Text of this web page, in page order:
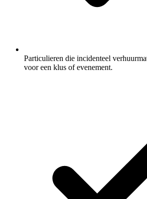
Particulieren die incidenteel
voor een klus of evenement.